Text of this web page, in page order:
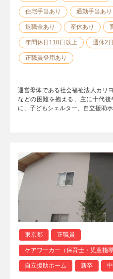
住宅手当あり 通勤手当あり
退職金あり 産休あり
年間休日110日以上 週休2日
正職員登用あり
運営母体である社会福祉法人カリ
などの困難を抱える、主に十代
に、子どもシェルター、自立援助
東京都 正職員
ケアワーカー（保育士・児童指導
自立援助ホーム 新卒